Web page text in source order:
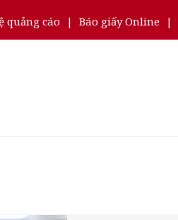
quảng cáo | Báo giấy Online |